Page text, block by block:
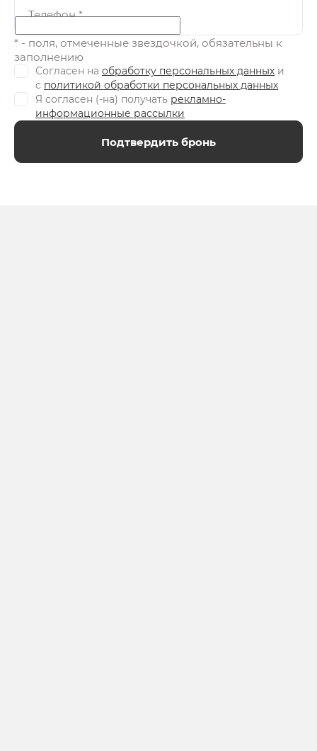
Телефон*
* - поля, отмеченные звездочкой, обязательны к
заполнению
Согласен на обработку персональных данных
c политикой обработки персональных данных
Я согласен (-на) получать рекламно-
информационные рассылки
Подтвердить бронь